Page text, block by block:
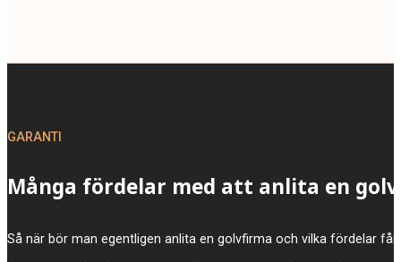
Många fördelar med att anlita en
Så när bör man egentligen anlita en golvfirma och vilka fördelar
GARANTI